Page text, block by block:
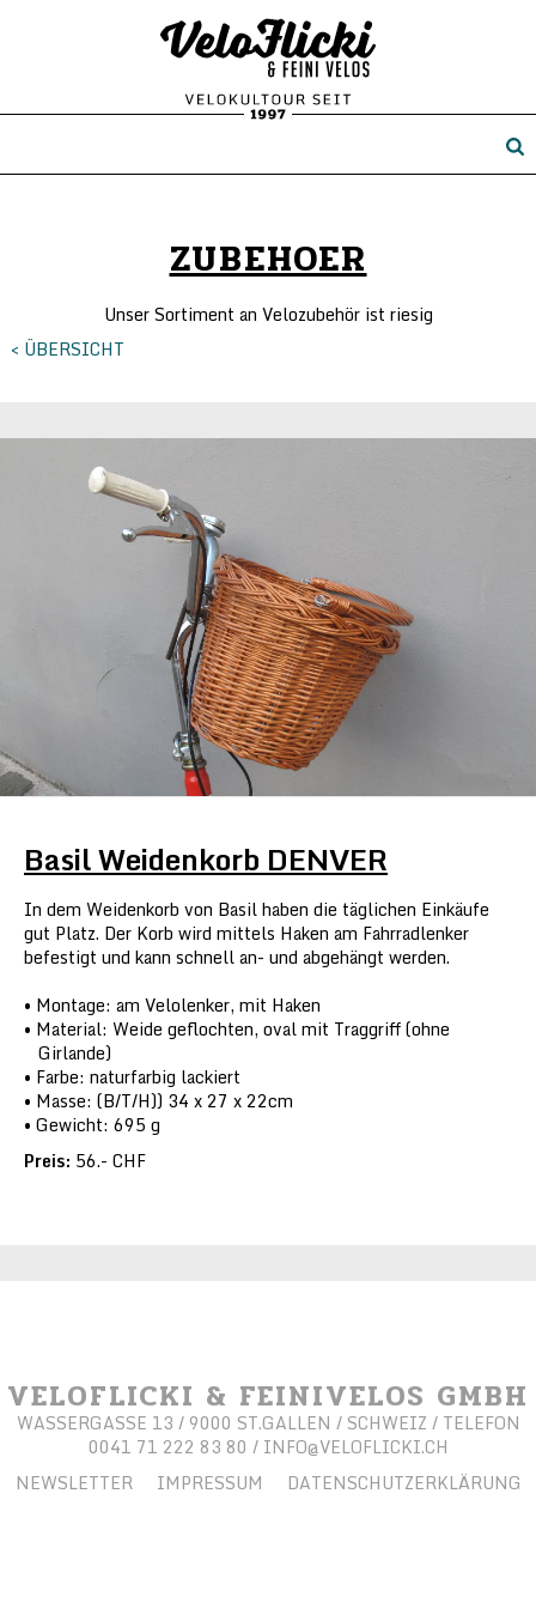
ZUBEHOER
Unser Sortiment an Velozubehör ist riesig
< ÜBERSICHT
Basil Weidenkorb DENVER
In dem Weidenkorb von Basil haben die täglichen Einkäufe
gut Platz. Der Korb wird mittels Haken am Fahrradlenker
befestigt und kann schnell an- und abgehängt werden.
Montage: am Velolenker, mit Haken
Material: Weide geflochten, oval mit Traggriff (ohne
Girlande)
Farbe: naturfarbig lackiert
Masse: (B/T/H)) 34 x 27 x 22cm
Gewicht: 695 g
Preis: 56.- CHF
VELOFLICKI & FEINIVELOS GMBH
WASSERGASSE 13 / 9000 ST.GALLEN / SCHWEIZ / TELEFON
0041 71 222 83 80 / INFO@VELOFLICKI.CH
NEWSLETTER
IMPRESSUM DATENSCHUTZERKLÄRUNG